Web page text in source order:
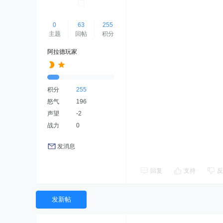
0
主题
63
回帖
255
积分
阿拉德玩家
积分
255
怒气
196
声望
-2
战力
0
发消息
回复 支持
发新帖